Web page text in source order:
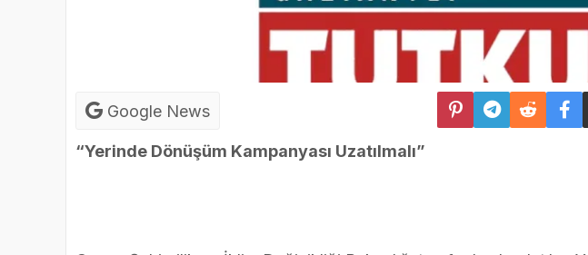
Google News
“Yerinde Dönüşüm Kampanyası Uzatılmalı”